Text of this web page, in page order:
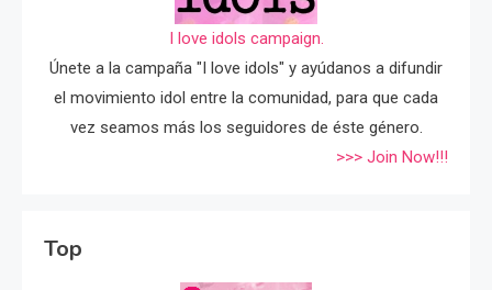
I love idols campaign.
Únete a la campaña "I love idols" y ayúdanos a difundir
el movimiento idol entre la comunidad, para que cada
vez seamos más los seguidores de éste género.
>>> Join Now!!!
Top